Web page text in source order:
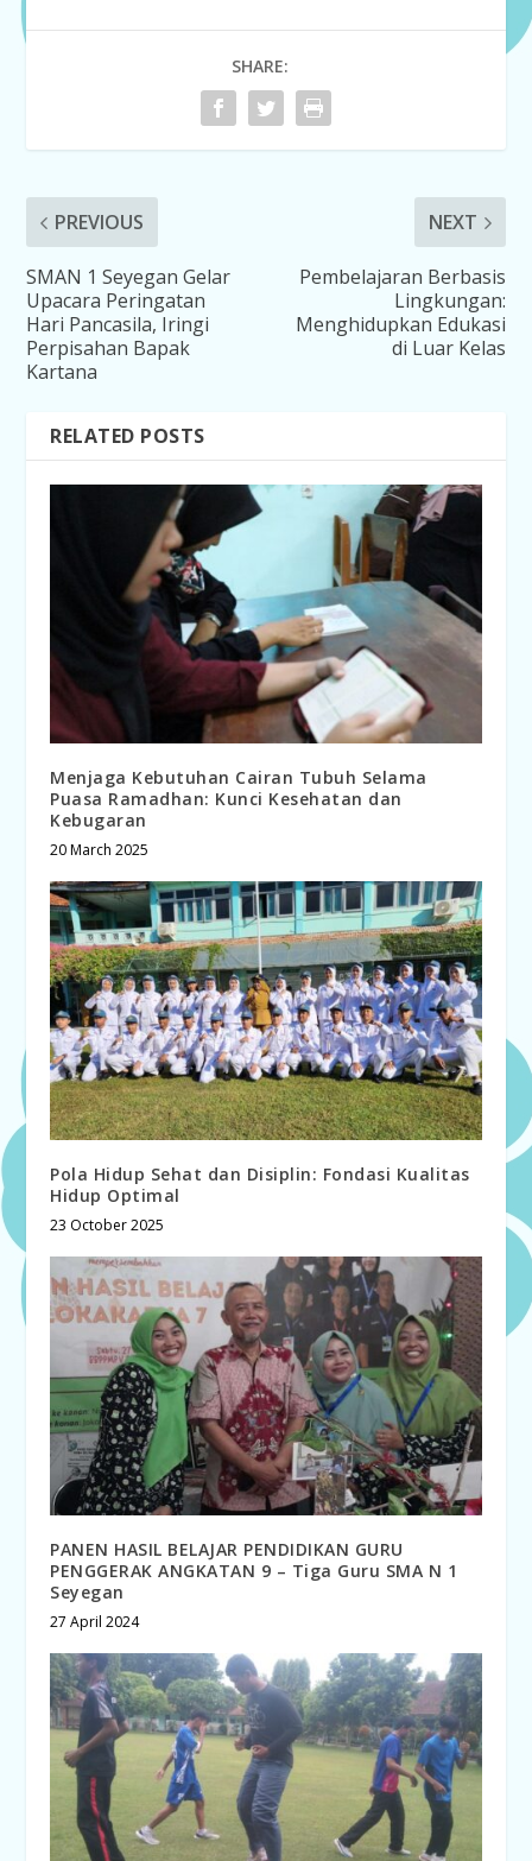
SHARE:
PREVIOUS
SMAN 1 Seyegan Gelar
Upacara Peringatan
Hari Pancasila, Iringi
Perpisahan Bapak
Kartana
NEXT
Pembelajaran Berbasis
Lingkungan:
Menghidupkan Edukasi
di Luar Kelas
RELATED POSTS
Menjaga Kebutuhan Cairan Tubuh Selama
Puasa Ramadhan: Kunci Kesehatan dan
Kebugaran
20 March 2025
Pola Hidup Sehat dan Disiplin: Fondasi Kualitas
Hidup Optimal
23 October 2025
PANEN HASIL BELAJAR PENDIDIKAN GURU
PENGGERAK ANGKATAN 9 – Tiga Guru SMA N 1
Seyegan
27 April 2024